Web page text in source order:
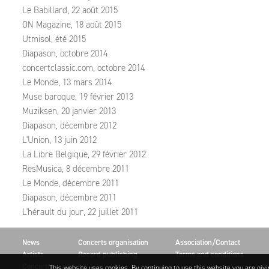
Le Babillard, 22 août 2015
ON Magazine, 18 août 2015
Utmisol, été 2015
Diapason, octobre 2014
concertclassic.com, octobre 2014
Le Monde, 13 mars 2014
Muse baroque, 19 février 2013
Muziksen, 20 janvier 2013
Diapason, décembre 2012
L'Union, 13 juin 2012
La Libre Belgique, 29 février 2012
ResMusica, 8 décembre 2011
Le Monde, décembre 2011
Diapason, décembre 2011
L'hérault du jour, 22 juillet 2011
News
Artists
Concerts
Concerts organisation
Record publishing
Association/Contact
Terms and conditions